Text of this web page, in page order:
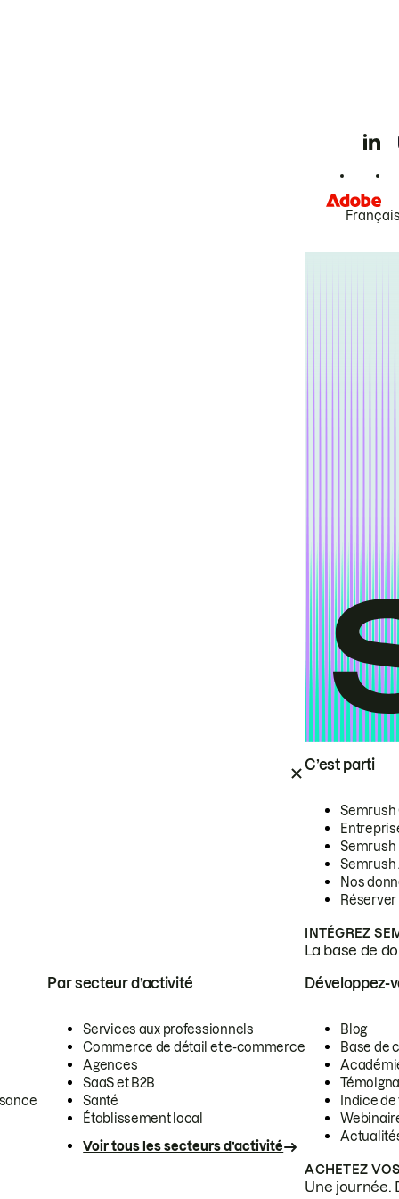
C’est parti
Semrush
Semrush
Semrush
Nos
INTÉGREZ
La base de
Par secteur d’activité
Services aux professionnels
Commerce de détail et e-commerce
Agences
SaaS et B2B
Santé
Établissement local
Voir tous les secteurs d’activité
Développez-
Blog
Base de
Indice
ACHETEZ
Une journée.